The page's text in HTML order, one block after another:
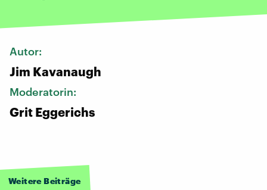
Autor:
Jim Kavanaugh
Moderatorin:
Grit Eggerichs
Weitere Beiträge